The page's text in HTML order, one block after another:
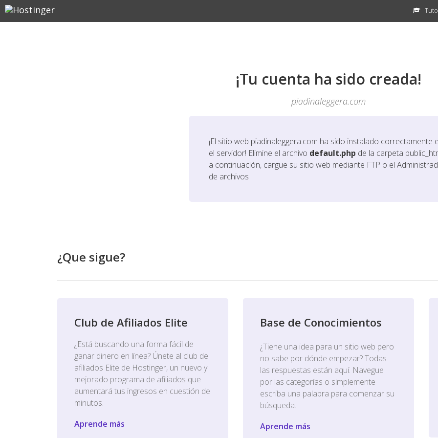
¡Tu cuenta ha sido creada!
piadinaleggera.com
¡El sitio web piadinaleggera.com ha sido instalado correctamente
el servidor! Elimine el archivo default.php de la carpeta
a continuación, cargue su sitio web mediante FTP o el
de archivos
¿Que sigue?
Club de Afiliados Elite
¿Está buscando una forma fácil de
ganar dinero en línea? Únete al club de
afiliados Elite de Hostinger, un nuevo y
mejorado programa de afiliados que
aumentará tus ingresos en cuestión de
minutos.
Aprende más
Base de Conocimientos
¿Tiene una idea para un sitio web pero
no sabe por dónde empezar? Todas
las respuestas están aquí. Navegue
por las categorías o simplemente
escriba una palabra para comenzar su
búsqueda.
Aprende más